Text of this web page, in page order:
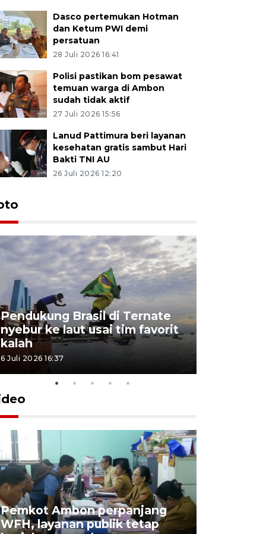
Dasco pertemukan Hotman
dan Ketum PWI demi
persatuan
28 Juli 2026 16:41
Polisi pastikan bom pesawat
temuan warga di Ambon
sudah tidak aktif
27 Juli 2026 15:56
Lanud Pattimura beri layanan
kesehatan gratis sambut Hari
Bakti TNI AU
26 Juli 2026 12:20
Pendukung Brasil di Ternate
nyebur ke laut usai tim favorit
kalah
6 Juli 2026 16:37
Pemkot Ambon perpanjang
WFH, layanan publik tetap